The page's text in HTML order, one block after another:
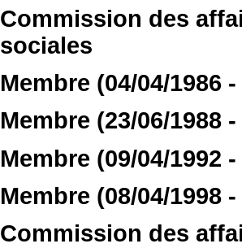
Commission des
sociales
Membre (04/04/1986
Membre (23/06/1988
Membre (09/04/1992
Membre (08/04/1998
Commission des